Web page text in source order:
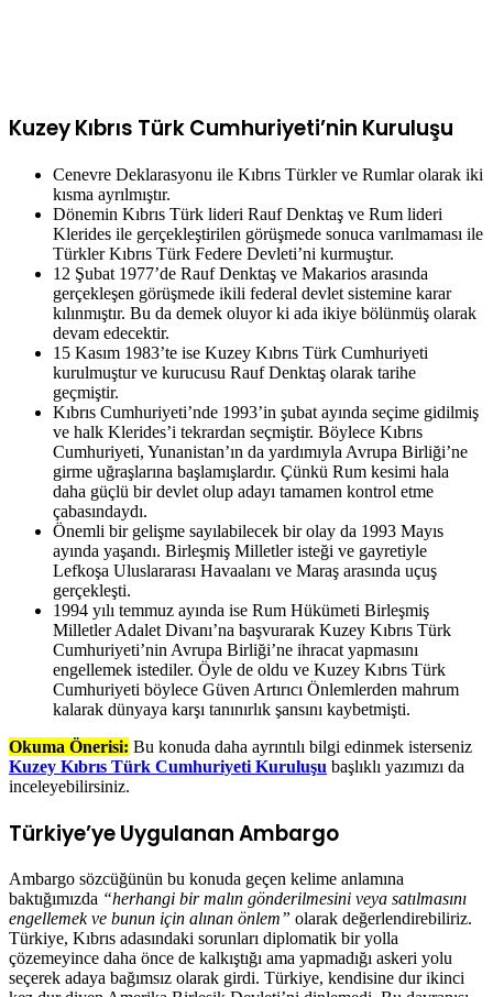
Kuzey Kıbrıs Türk Cumhuriyeti’nin Kuruluşu
Cenevre Deklarasyonu ile Kıbrıs Türkler ve Rumlar olarak iki
kısma ayrılmıştır.
Dönemin Kıbrıs Türk lideri Rauf Denktaş ve Rum lideri
Klerides ile gerçekleştirilen görüşmede sonuca varılmaması ile
Türkler Kıbrıs Türk Federe Devleti’ni kurmuştur.
12 Şubat 1977’de Rauf Denktaş ve Makarios arasında
gerçekleşen görüşmede ikili federal devlet sistemine karar
kılınmıştır. Bu da demek oluyor ki ada ikiye bölünmüş olarak
devam edecektir.
15 Kasım 1983’te ise Kuzey Kıbrıs Türk Cumhuriyeti
kurulmuştur ve kurucusu Rauf Denktaş olarak tarihe
geçmiştir.
Kıbrıs Cumhuriyeti’nde 1993’in şubat ayında seçime gidilmiş
ve halk Klerides’i tekrardan seçmiştir. Böylece Kıbrıs
Cumhuriyeti, Yunanistan’ın da yardımıyla Avrupa Birliği’ne
girme uğraşlarına başlamışlardır. Çünkü Rum kesimi hala
daha güçlü bir devlet olup adayı tamamen kontrol etme
çabasındaydı.
Önemli bir gelişme sayılabilecek bir olay da 1993 Mayıs
ayında yaşandı. Birleşmiş Milletler isteği ve gayretiyle
Lefkoşa Uluslararası Havaalanı ve Maraş arasında uçuş
gerçekleşti.
1994 yılı temmuz ayında ise Rum Hükümeti Birleşmiş
Milletler Adalet Divanı’na başvurarak Kuzey Kıbrıs Türk
Cumhuriyeti’nin Avrupa Birliği’ne ihracat yapmasını
engellemek istediler. Öyle de oldu ve Kuzey Kıbrıs Türk
Cumhuriyeti böylece Güven Artırıcı Önlemlerden mahrum
kalarak dünyaya karşı tanınırlık şansını kaybetmişti.
Okuma Önerisi: Bu konuda daha ayrıntılı bilgi edinmek isterseniz
Kuzey Kıbrıs Türk Cumhuriyeti Kuruluşu başlıklı yazımızı da
inceleyebilirsiniz.
Türkiye’ye Uygulanan Ambargo
Ambargo sözcüğünün bu konuda geçen kelime anlamına
baktığımızda “herhangi bir malın gönderilmesini veya satılmasını
engellemek ve bunun için alınan önlem” olarak değerlendirebiliriz.
Türkiye, Kıbrıs adasındaki sorunları diplomatik bir yolla
çözemeyince daha önce de kalkıştığı ama yapmadığı askeri yolu
seçerek adaya bağımsız olarak girdi. Türkiye, kendisine dur ikinci